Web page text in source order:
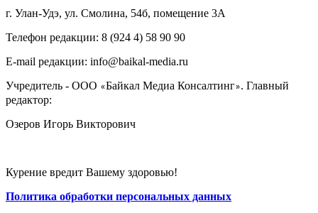
г. Улан-Удэ, ул. Смолина, 54б, помещение 3А
Телефон редакции: ‎‎8 (924 4) 58 90 90
E-mail редакции: info@baikal-media.ru
Учредитель - ООО «Байкал Медиа Консалтинг». Главный
редактор:
Озеров Игорь Викторович
Курение вредит Вашему здоровью!
Политика обработки персональных данных